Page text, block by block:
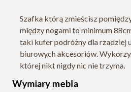
Szafka którą zmieścisz
między nogami to minimum
taki kufer podróżny dla rzadziej
biurowych akcesoriów.
której nikt nigdy nic nie trzyma.
Wymiary mebla